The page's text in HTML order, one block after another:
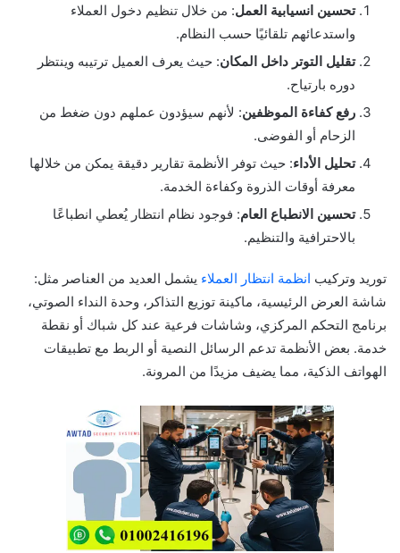
تحسين انسيابية العمل: من خلال تنظيم دخول العملاء
واستدعائهم تلقائيًا حسب النظام.
تقليل التوتر داخل المكان: حيث يعرف العميل ترتيبه وينتظر
دوره بارتياح.
رفع كفاءة الموظفين: لأنهم سيؤدون عملهم دون ضغط من
الزحام أو الفوضى.
تحليل الأداء: حيث توفر الأنظمة تقارير دقيقة يمكن من خلالها
معرفة أوقات الذروة وكفاءة الخدمة.
تحسين الانطباع العام: فوجود نظام انتظار يُعطي انطباعًا
بالاحترافية والتنظيم.
توريد وتركيب انظمة انتظار العملاء يشمل العديد من العناصر مثل:
شاشة العرض الرئيسية، ماكينة توزيع التذاكر، وحدة النداء الصوتي،
برنامج التحكم المركزي، وشاشات فرعية عند كل شباك أو نقطة
خدمة. بعض الأنظمة تدعم الرسائل النصية أو الربط مع تطبيقات
الهواتف الذكية، مما يضيف مزيدًا من المرونة.